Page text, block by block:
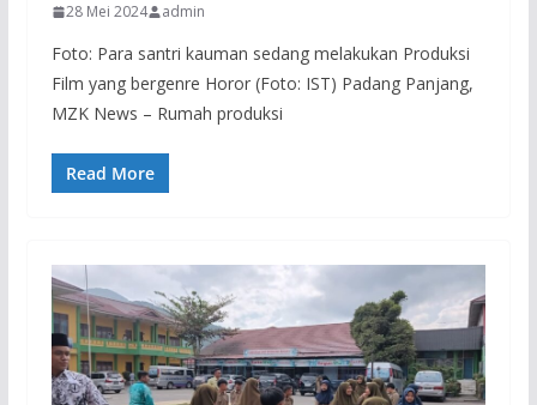
28 Mei 2024 admin
Foto: Para santri kauman sedang melakukan Produksi
Film yang bergenre Horor (Foto: IST) Padang Panjang,
MZK News – Rumah produksi
Read More